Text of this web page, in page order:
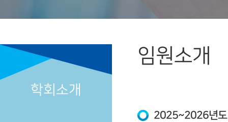
학회소개
임원소개
2025~2026년도